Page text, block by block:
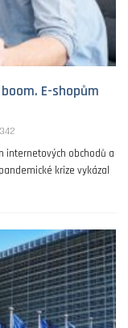
E-shopům
internetových obchodů a
krize vykázal